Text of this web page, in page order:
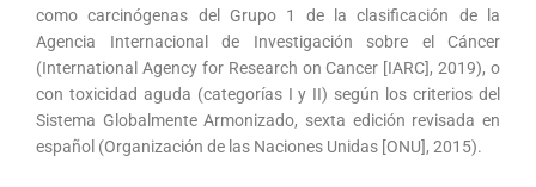
como carcinógenas del Grupo 1 de la clasificación de la
Agencia Internacional de Investigación sobre el Cáncer
(International Agency for Research on Cancer [IARC], 2019), o
con toxicidad aguda (categorías I y II) según los criterios del
Sistema Globalmente Armonizado, sexta edición revisada en
español (Organización de las Naciones Unidas [ONU], 2015).